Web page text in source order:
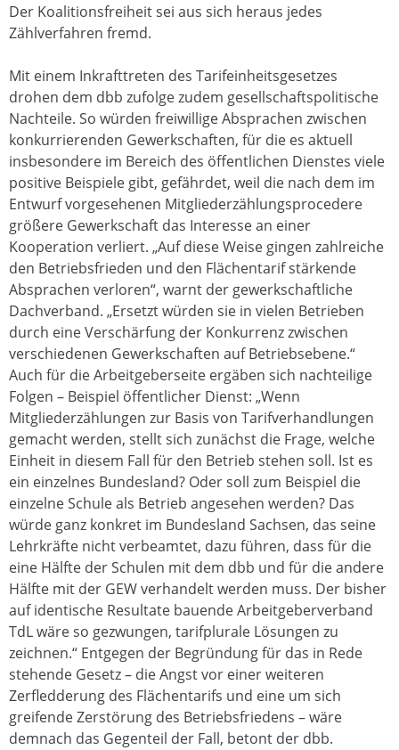
Der Koalitionsfreiheit sei aus sich heraus jedes
Zählverfahren fremd.
Mit einem Inkrafttreten des Tarifeinheitsgesetzes
drohen dem dbb zufolge zudem gesellschaftspolitische
Nachteile. So würden freiwillige Absprachen zwischen
konkurrierenden Gewerkschaften, für die es aktuell
insbesondere im Bereich des öffentlichen Dienstes viele
positive Beispiele gibt, gefährdet, weil die nach dem im
Entwurf vorgesehenen Mitgliederzählungsprocedere
größere Gewerkschaft das Interesse an einer
Kooperation verliert. „Auf diese Weise gingen zahlreiche
den Betriebsfrieden und den Flächentarif stärkende
Absprachen verloren“, warnt der gewerkschaftliche
Dachverband. „Ersetzt würden sie in vielen Betrieben
durch eine Verschärfung der Konkurrenz zwischen
verschiedenen Gewerkschaften auf Betriebsebene.“
Auch für die Arbeitgeberseite ergäben sich nachteilige
Folgen – Beispiel öffentlicher Dienst: „Wenn
Mitgliederzählungen zur Basis von Tarifverhandlungen
gemacht werden, stellt sich zunächst die Frage, welche
Einheit in diesem Fall für den Betrieb stehen soll. Ist es
ein einzelnes Bundesland? Oder soll zum Beispiel die
einzelne Schule als Betrieb angesehen werden? Das
würde ganz konkret im Bundesland Sachsen, das seine
Lehrkräfte nicht verbeamtet, dazu führen, dass für die
eine Hälfte der Schulen mit dem dbb und für die andere
Hälfte mit der GEW verhandelt werden muss. Der bisher
auf identische Resultate bauende Arbeitgeberverband
TdL wäre so gezwungen, tarifplurale Lösungen zu
zeichnen.“ Entgegen der Begründung für das in Rede
stehende Gesetz – die Angst vor einer weiteren
Zerfledderung des Flächentarifs und eine um sich
greifende Zerstörung des Betriebsfriedens – wäre
demnach das Gegenteil der Fall, betont der dbb.